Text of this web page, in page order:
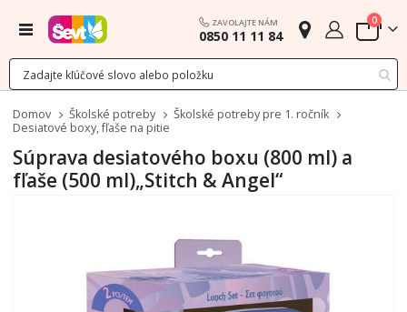
Menu ZAVOLAJTE NÁM
0850 11 11 84 Cart
0
Domov Školské potreby
Školské potreby pre 1. ročník
Desiatové boxy, fľaše na pitie
Súprava desiatového boxu (800 ml) a
fľaše (500 ml)„Stitch & Angel“